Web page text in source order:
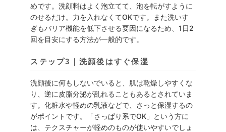
めです。洗顔料はよく泡立てて、泡を転がすように
のせるだけ。力を入れなくてOKです。また洗いす
ぎもバリア機能を低下させる要因になるため、1日2
回を目安にする方法が一般的です。
ステップ3｜洗顔後はすぐ保湿
洗顔後に何もしないでいると、肌は乾燥しやすくな
り、逆に皮脂分泌が乱れることもあるとされていま
す。化粧水や軽めの乳液などで、さっと保湿するの
がポイントです。「さっぱり系でOK」という方に
は、テクスチャーが軽めのものが使いやすいでしょ